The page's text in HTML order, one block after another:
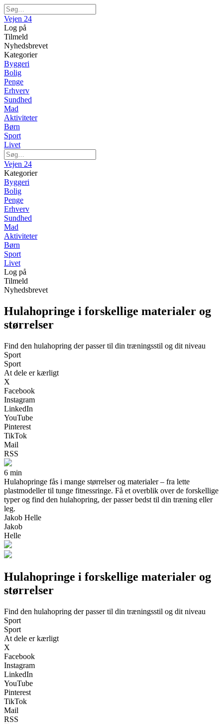
Vejen 24
Log på
Tilmeld
Nyhedsbrevet
Kategorier
Byggeri
Bolig
Penge
Erhverv
Sundhed
Mad
Aktiviteter
Børn
Sport
Livet
Vejen 24
Kategorier
Byggeri
Bolig
Penge
Erhverv
Sundhed
Mad
Aktiviteter
Børn
Sport
Livet
Log på
Tilmeld
Nyhedsbrevet
Hulahopringe i forskellige materialer og
størrelser
Find den hulahopring der passer til din træningsstil og dit niveau
Sport
Sport
At dele er kærligt
X
Facebook
Instagram
LinkedIn
YouTube
Pinterest
TikTok
Mail
RSS
6 min
Hulahopringe fås i mange størrelser og materialer – fra lette
plastmodeller til tunge fitnessringe. Få et overblik over de forskellige
typer og find den hulahopring, der passer bedst til din træning eller
leg.
Jakob Helle
Jakob
Helle
Hulahopringe i forskellige materialer og
størrelser
Find den hulahopring der passer til din træningsstil og dit niveau
Sport
Sport
At dele er kærligt
X
Facebook
Instagram
LinkedIn
YouTube
Pinterest
TikTok
Mail
RSS